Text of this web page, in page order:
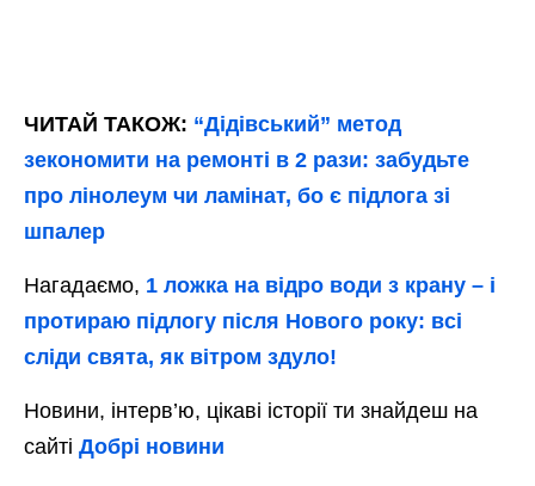
ЧИТАЙ ТАКОЖ: “Дідівський” метод
зекономити на ремонті в 2 рази: забудьте
про лінолеум чи ламінат, бо є підлога зі
шпалер
Нагадаємо, 1 ложка на відро води з крану – і
протираю підлогу після Нового року: всі
сліди свята, як вітром здуло!
Новини, інтерв’ю, цікаві історії ти знайдеш на
сайті Добрі новини